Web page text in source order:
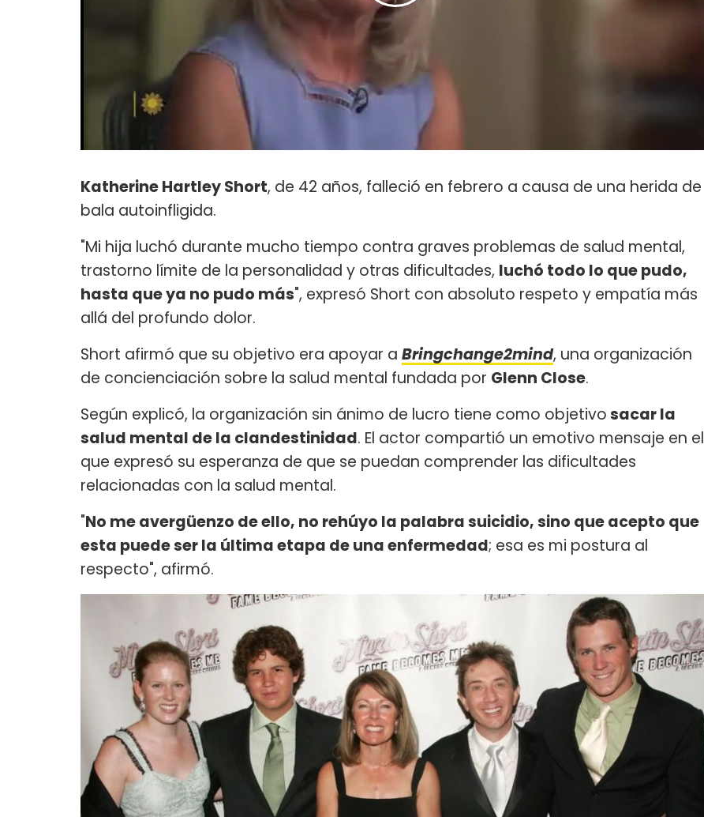
Katherine Hartley Short, de 42 años, falleció en febrero a causa de una herida de
bala autoinfligida.
"Mi hija luchó durante mucho tiempo contra graves problemas de salud mental,
trastorno límite de la personalidad y otras dificultades, luchó todo lo que pudo,
hasta que ya no pudo más", expresó Short con absoluto respeto y empatía más
allá del profundo dolor.
Short afirmó que su objetivo era apoyar a Bringchange2mind, una organización
de concienciación sobre la salud mental fundada por Glenn Close.
Según explicó, la organización sin ánimo de lucro tiene como objetivosacar la
salud mental de la clandestinidad. El actor compartió un emotivo mensaje en el
que expresó su esperanza de que se puedan comprender las dificultades
relacionadas con la salud mental.
"No me avergüenzo de ello, no rehúyo la palabra suicidio, sino que acepto que
esta puede ser la última etapa de una enfermedad; esa es mi postura al
respecto", afirmó.